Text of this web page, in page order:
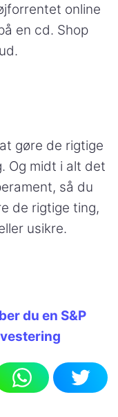
online
en cd. Shop
gøre de rigtige
Og midt i alt det
så du
de rigtige ting,
usikre.
du en S&P